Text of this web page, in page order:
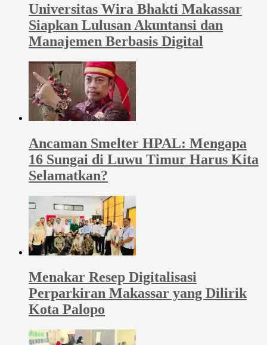
Universitas Wira Bhakti Makassar
Siapkan Lulusan Akuntansi dan
Manajemen Berbasis Digital
Ancaman Smelter HPAL: Mengapa
16 Sungai di Luwu Timur Harus Kita
Selamatkan?
Menakar Resep Digitalisasi
Perparkiran Makassar yang Dilirik
Kota Palopo